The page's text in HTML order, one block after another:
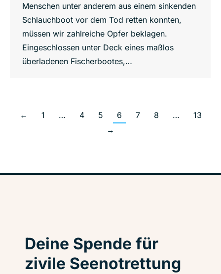
Menschen unter anderem aus einem sinkenden
Schlauchboot vor dem Tod retten konnten,
müssen wir zahlreiche Opfer beklagen.
Eingeschlossen unter Deck eines maßlos
überladenen Fischerbootes,…
← 1 … 4 5 6 7 8 …
13
→
Deine Spende für
zivile Seenotrettung